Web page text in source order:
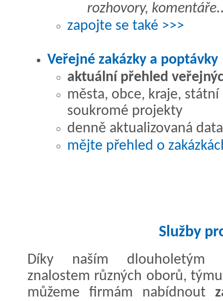
rozhovory,
zapojte se také >>>
Veřejné zakázky a poptávky
aktuální přehled
města, obce, kraje,
soukromé projekty
denně aktualizovaná
mějte přehled o
Služby
Díky naším dlouholetým
znalostem různých oborů,
můžeme firmám nabídnout